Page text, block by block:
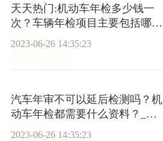
天天热门:机动车年检多少钱一
次？车辆年检项目主要包括哪
2023-06-26 14:35:23
汽车年审不可以延后检测吗？机
动车年检都需要什么资料？_百
事通
2023-06-26 14:35:23